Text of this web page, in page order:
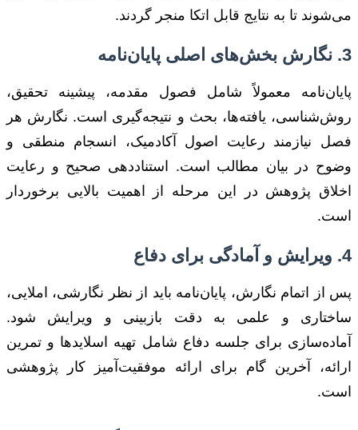
می‌شوند تا به نتایج قابل اتکا منجر گردند.
3. نگارش بخش‌های اصلی پایان‌نامه
پایان‌نامه معمولاً شامل فصول مقدمه، پیشینه تحقیق،
روش‌شناسی، یافته‌ها، بحث و نتیجه‌گیری است. نگارش هر
فصل نیازمند رعایت اصول آکادمیک، انسجام منطقی و
وضوح در بیان مطالب است. استناددهی صحیح و رعایت
اخلاق پژوهش در این مرحله از اهمیت بالایی برخوردار
است.
4. ویرایش و آمادگی برای دفاع
پس از اتمام نگارش، پایان‌نامه باید از نظر نگارشی، املایی،
ساختاری و علمی به دقت بازبینی و ویرایش شود.
آماده‌سازی برای جلسه دفاع شامل تهیه اسلایدها و تمرین
ارائه، آخرین گام برای ارائه موفقیت‌آمیز کار پژوهشی
است.